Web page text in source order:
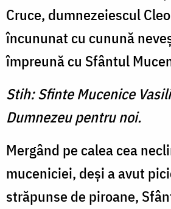
Cruce, dumnezeiescul
încununat cu cunună
împreună cu Sfântul
Stih: Sfinte Mucenice
Dumnezeu pentru noi.
Mergând pe calea cea
muceniciei, deşi a avut
străpunse de piroane,